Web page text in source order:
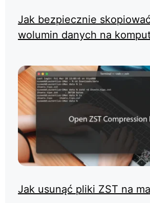
Jak bezpiecznie
wolumin danych na
Jak usunąć pliki ZST na